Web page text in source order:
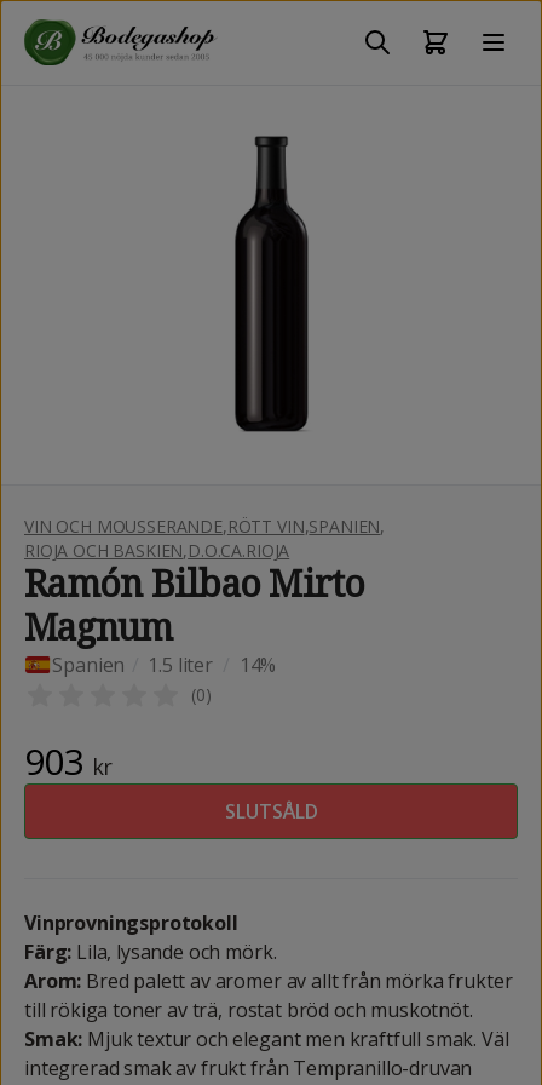
VIN OCH MOUSSERANDE,RÖTT VIN,SPANIEN,
RIOJA OCH BASKIEN,D.O.CA.RIOJA
Ramón Bilbao Mirto
Magnum
Spanien 1.5 liter 14%
(0)
903 kr
SLUTSÅLD
Vinprovningsprotokoll
Färg: Lila, lysande och mörk.
Arom: Bred palett av aromer av allt från mörka frukter
till rökiga toner av trä, rostat bröd och muskotnöt.
Smak: Mjuk textur och elegant men kraftfull smak. Väl
integrerad smak av frukt från Tempranillo-druvan